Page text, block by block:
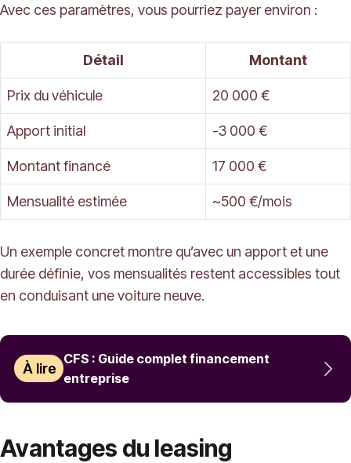
Avec ces paramètres, vous pourriez payer environ :
Détail Montant
Prix du véhicule 20 000 €
Apport initial -3 000 €
Montant financé 17 000 €
Mensualité estimée ~500 €/mois
Un exemple concret montre qu’avec un apport et une
durée définie, vos mensualités restent accessibles tout
en conduisant une voiture neuve.
À lire
CFS : Guide complet financement
entreprise
Avantages du leasing